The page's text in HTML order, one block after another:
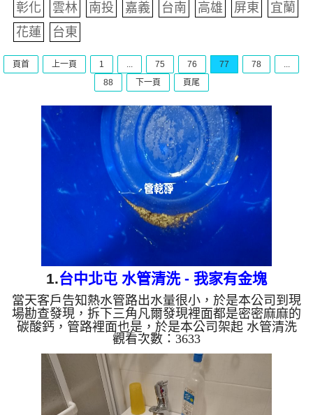
彰化
雲林 南投 嘉義 台南 高雄 屏東
宜蘭
花蓮
台東
頁首 上一頁 1 ... 75 76 77 78
...
88
下一頁 頁尾
1.台中北屯 水管清洗 - 我家有金塊
當天客戶告知熱水管路出水量很小，於是本公司到現
場勘查發現，拆下三角凡爾發現裡面都是密密麻麻的
碳酸鈣，管路裡面也是，於是本公司架起 水管清洗
機 ，開始 清洗水管 ， 洗水管 的過程，水管冒出金
光閃閃的小金塊，水桶裡滿是金塊，如下圖，客戶下
了一大跳，讓我以為我們發了(.......)，熱水管路多次
堵塞，本公司使用特別 清洗水管工法 ， 水管清洗 約
二小時，終於讓熱水水管出水正常。 清洗水管 水管
清洗 洗水管 熱水管堵塞 熱水忽冷忽熱 ...
觀看次數：3633